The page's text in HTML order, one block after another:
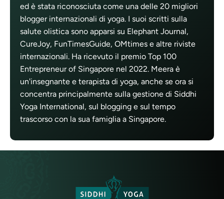
ed è stata riconosciuta come una delle 20 migliori
blogger internazionali di yoga. I suoi scritti sulla
salute olistica sono apparsi su Elephant Journal,
CureJoy, FunTimesGuide, OMtimes e altre riviste
internazionali. Ha ricevuto il premio Top 100
Entrepreneur of Singapore nel 2022. Meera è
un'insegnante e terapista di yoga, anche se ora si
concentra principalmente sulla gestione di Siddhi
Yoga International, sul blogging e sul tempo
trascorso con la sua famiglia a Singapore.